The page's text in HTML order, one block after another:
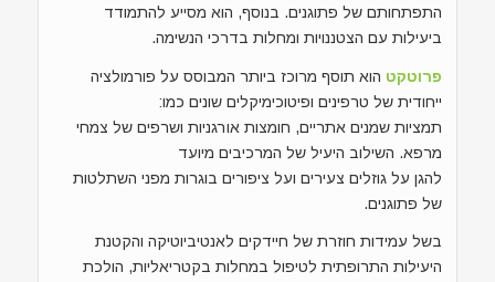
התפתחותם של פתוגנים. בנוסף, הוא מסייע להתמודד
ביעילות עם הצטננויות ומחלות בדרכי הנשימה.
פרוטקט הוא תוסף מרוכז ביותר המבוסס על פורמולציה
ייחודית של טרפינים ופיטוכימיקלים שונים כמו:
תמציות שמנים אתריים, חומצות אורגניות ושרפים של צמחי
מרפא. השילוב היעיל של המרכיבים מיועד
להגן על גוזלים צעירים ועל ציפורים בוגרות מפני השתלטות
של פתוגנים.
בשל עמידות חוזרת של חיידקים לאנטיביוטיקה והקטנת
היעילות התרופתית לטיפול במחלות בקטריאליות, הולכת